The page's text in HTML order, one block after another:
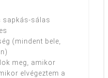
sapkás-sálas
(mindent bele,
meg, amikor
elvégeztem a